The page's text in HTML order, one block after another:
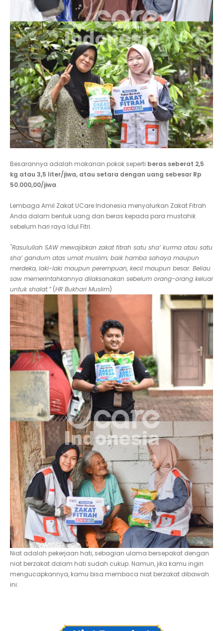
Besarannya adalah makanan pokok seperti beras seberat 2,5
kg atau 3,5 liter/jiwa, atau setara dengan uang sebesar Rp
50.000,00/jiwa.
Lembaga Amil Zakat UCare Indonesia menyalurkan Zakat Fitrah
Anda dalam bentuk uang dan beras kepada para mustahik
sebelum hari raya Idul Fitri.
"Rasulullah SAW mewajibkan zakat fitrah satu sha’ kurma atau satu
sha’ gandum atas umat muslim; baik hamba sahaya maupun
merdeka, laki-laki maupun perempuan, kecil maupun besar. Beliau
saw memerintahkannya dilaksanakan sebelum orang-orang keluar
untuk shalat.” (HR Bukhari Muslim)
Niat adalah pekerjaan hati, sebagian ulama bersepakat dengan
niat berzakat dalam hati sudah cukup. Namun, jika kamu ingin
mengucapkannya, kamu bisa membaca niat berzakat dibawah
ini: